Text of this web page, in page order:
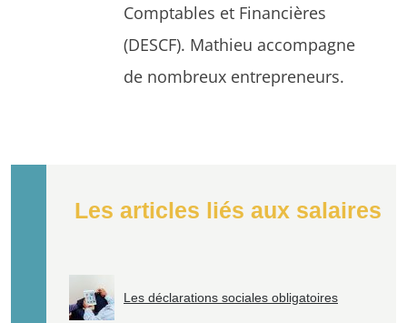
Les articles liés aux salaires
Les déclarations sociales obligatoires
Comptables et Financières
(DESCF). Mathieu accompagne
de nombreux entrepreneurs.